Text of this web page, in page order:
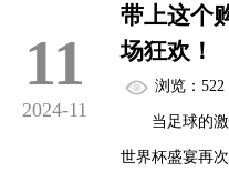
11
2024-11
带上这个
场狂欢！
浏览：522
当足球的激
世界杯盛宴再